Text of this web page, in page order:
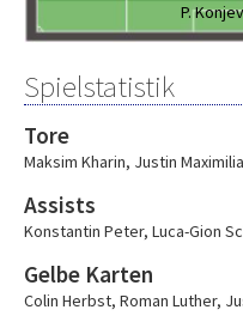
P.
Spielstatistik
Tore
Maksim Kharin, Justin
Assists
Konstantin Peter, Luca-Gion
Gelbe Karten
Colin Herbst, Roman Luther,